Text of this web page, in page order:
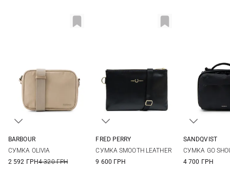
BARBOUR
СУМКА OLIVIA
2 592 ГРН4 320 ГРН
FRED PERRY
СУМКА SMOOTH LEATHER
9 600 ГРН
22Х16Х9СМ
SANDQVIST
СУМКА GO
4 700 ГРН